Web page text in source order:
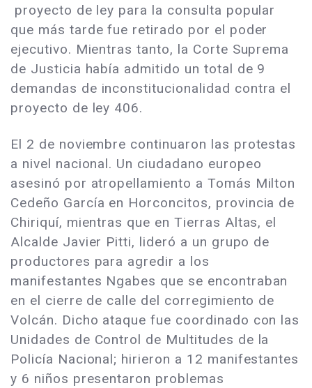
proyecto de ley para la consulta popular
que más tarde fue retirado por el poder
ejecutivo. Mientras tanto, la Corte Suprema
de Justicia había admitido un total de 9
demandas de inconstitucionalidad contra el
proyecto de ley 406.
El 2 de noviembre continuaron las protestas
a nivel nacional. Un ciudadano europeo
asesinó por atropellamiento a Tomás Milton
Cedeño García en Horconcitos, provincia de
Chiriquí, mientras que en Tierras Altas, el
Alcalde Javier Pitti, lideró a un grupo de
productores para agredir a los
manifestantes Ngabes que se encontraban
en el cierre de calle del corregimiento de
Volcán. Dicho ataque fue coordinado con las
Unidades de Control de Multitudes de la
Policía Nacional; hirieron a 12 manifestantes
y 6 niños presentaron problemas